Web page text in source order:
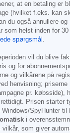
at en betaling er
(hvilket f.eks. kan
du også annullere og
som helst inden for
spørgsmål .
vil du blive
og for
og vilkårene på
henvisning; priserne
pr. købsside),
Prisen starter
Windows/SpyHunter
i
som giver